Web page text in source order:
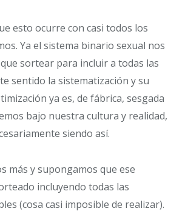
esto ocurre con casi todos los
Ya el sistema binario sexual nos
sortear para incluir a todas las
sentido la sistematización y su
ya es, de fábrica, sesgada
bajo nuestra cultura y realidad,
siendo así.
más y supongamos que ese
incluyendo todas las
(cosa casi imposible de realizar).